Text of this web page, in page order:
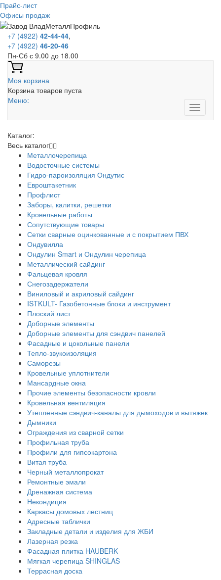
Прайс-лист
Офисы продаж
+7 (4922) 42-44-44,
+7 (4922) 46-20-46
Пн-Сб с 9.00 до 18.00
Моя корзина
Корзина товаров пуста
Меню:
Каталог:
Весь каталог
Металлочерепица
Водосточные системы
Гидро-пароизоляция Ондутис
Евроштакетник
Профлист
Заборы, калитки, решетки
Кровельные работы
Сопутствующие товары
Сетки сварные оцинкованные и с покрытием ПВХ
Ондувилла
Ондулин Smart и Ондулин черепица
Металлический сайдинг
Фальцевая кровля
Снегозадержатели
Виниловый и акриловый сайдинг
ISTKULT- Газобетонные блоки и инструмент
Плоский лист
Доборные элементы
Доборные элементы для сэндвич панелей
Фасадные и цокольные панели
Тепло-звукоизоляция
Саморезы
Кровельные уплотнители
Мансардные окна
Прочие элементы безопасности кровли
Кровельная вентиляция
Утепленные сэндвич-каналы для дымоходов и вытяжек
Дымники
Ограждения из сварной сетки
Профильная труба
Профили для гипсокартона
Витая труба
Черный металлопрокат
Ремонтные эмали
Дренажная система
Некондиция
Каркасы домовых лестниц
Адресные таблички
Закладные детали и изделия для ЖБИ
Лазерная резка
Фасадная плитка HAUBERK
Мягкая черепица SHINGLAS
Террасная доска